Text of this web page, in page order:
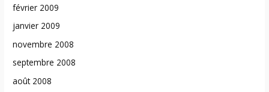
février 2009
janvier 2009
novembre 2008
septembre 2008
août 2008